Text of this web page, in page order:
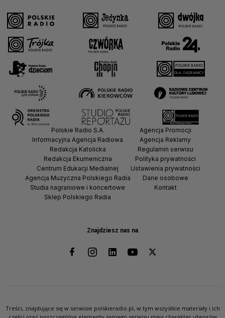
Znajdziesz nas na
Polskie Radio S.A.
Informacyjna Agencja Radiowa
Redakcja Katolicka
Redakcja Ekumeniczna
Centrum Edukacji Medialnej
Agencja Muzyczna Polskiego Radia
Studia nagraniowe i koncertowe
Sklep Polskiego Radia
Agencja Promocji
Agencja Reklamy
Regulamin serwisu
Polityka prywatności
Ustawienia prywatności
Dane osobowe
Kontakt
Treści, znajdujące się w serwisie polskieradio.pl, w tym wszystkie materiały i ich